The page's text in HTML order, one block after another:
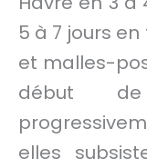
5 à 7 jours
et malles-
début de
elles